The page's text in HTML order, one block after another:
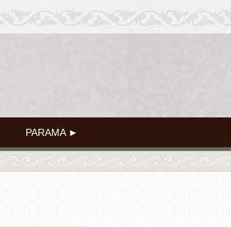
PARAMA ►